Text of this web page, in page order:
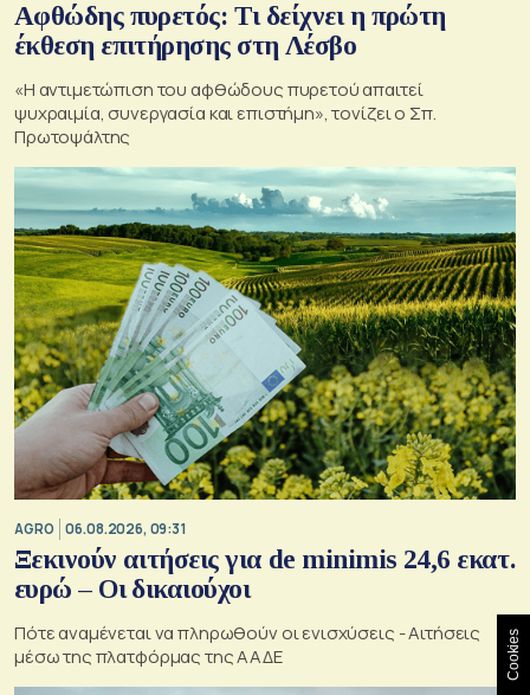
Αφθώδης πυρετός: Τι δείχνει η πρώτη
έκθεση επιτήρησης στη Λέσβο
«Η αντιμετώπιση του αφθώδους πυρετού απαιτεί
ψυχραιμία, συνεργασία και επιστήμη», τονίζει ο Σπ.
Πρωτοψάλτης
AGRO 06.08.2026, 09:31
Ξεκινούν αιτήσεις για de minimis 24,6 εκατ.
ευρώ – Οι δικαιούχοι
Πότε αναμένεται να πληρωθούν οι ενισχύσεις - Αιτήσεις
μέσω της πλατφόρμας της ΑΑΔΕ
Cookies